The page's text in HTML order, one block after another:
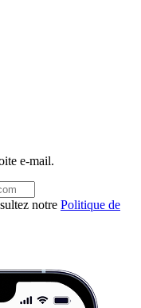
e-mail.
notre Politique de